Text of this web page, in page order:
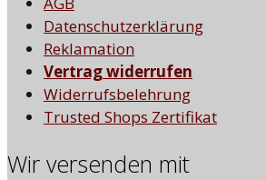
Datenschutzerklärung
Reklamation
Vertrag widerrufen
Widerrufsbelehrung
Trusted Shops Zertifikat
Wir versenden mit